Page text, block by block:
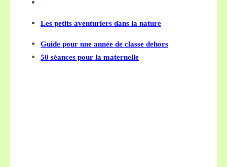
Les petits aventuriers dans la nature
Guide pour une année de classe dehors
50 séances pour la maternelle